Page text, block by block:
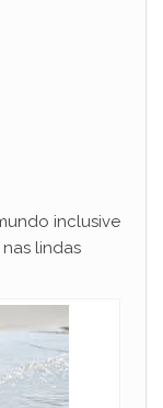
inclusive
lindas